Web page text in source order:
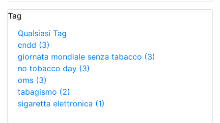
Tag
Qualsiasi Tag
cndd (3)
giornata mondiale senza tabacco (3)
no tobacco day (3)
oms (3)
tabagismo (2)
sigaretta elettronica (1)